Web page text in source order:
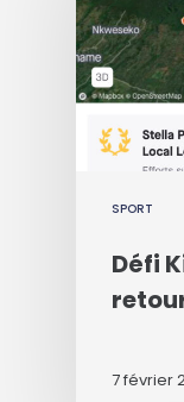
SPORT
Défi
7 février